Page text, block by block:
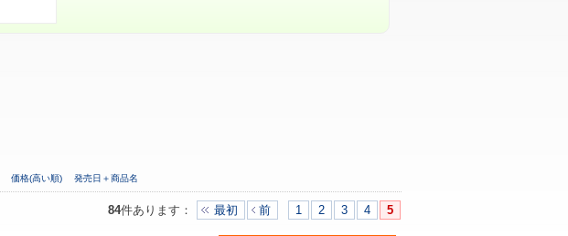
価格(高い順) 発売日＋商品名
84件あります ： 最初 前 1 2 3 4 5